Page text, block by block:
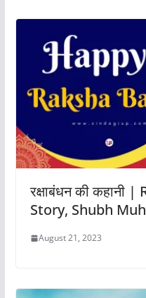
रक्षाबंधन की कहानी
Story, Shubh
August 21, 2023